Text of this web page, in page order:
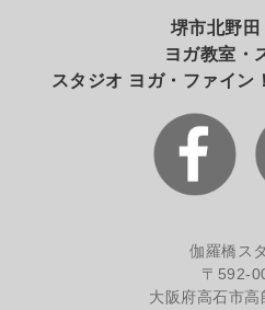
堺市北野田
ヨガ教室・
スタジオ ヨガ・ファイ
伽羅橋ス
〒592-
大阪府高石市